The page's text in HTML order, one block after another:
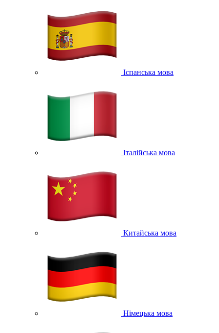
Іспанська мова
Італійська мова
Китайська мова
Німецька мова